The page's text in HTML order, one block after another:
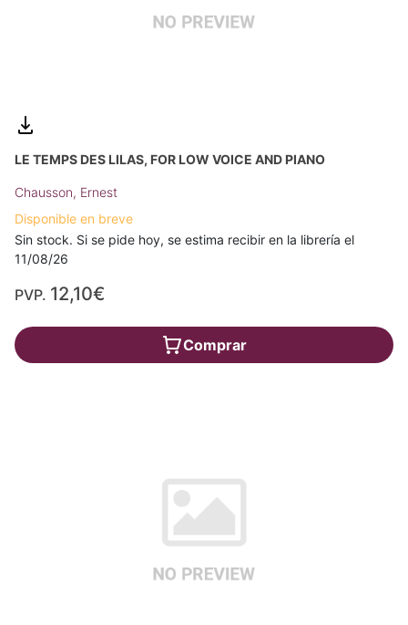
LE TEMPS DES LILAS, FOR LOW VOICE AND PIANO
Chausson, Ernest
Disponible en breve
Sin stock. Si se pide hoy, se estima recibir en la librería el
11/08/26
PVP. 12,10€
Comprar